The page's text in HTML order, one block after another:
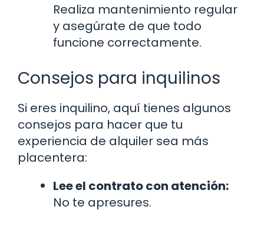
Realiza mantenimiento regular
y asegúrate de que todo
funcione correctamente.
Consejos para inquilinos
Si eres inquilino, aquí tienes algunos
consejos para hacer que tu
experiencia de alquiler sea más
placentera:
Lee el contrato con atención:
No te apresures.